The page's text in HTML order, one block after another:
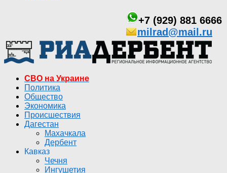
+7 (929) 881 6666
milrad@mail.ru
СВО на Украине
Политика
Общество
Экономика
Происшествия
Дагестан
Махачкала
Дербент
Кавказ
Чечня
Ингушетия